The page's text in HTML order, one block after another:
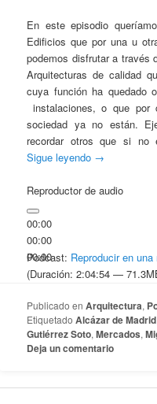
En este episodio
Edificios que por una u
podemos disfrutar a través
Arquitecturas de calidad
cuya función ha quedado
instalaciones, o que
sociedad ya no están.
recordar otros que si no
Sigue leyendo →
Reproductor de audio
00:00
00:00
00:00
Podcast: Reproducir en
(Duración: 2:04:54 —
Publicado en Arquitectura,
Etiquetado Alcázar de Madrid
Gutiérrez Soto,Mercados,
Deja un comentario